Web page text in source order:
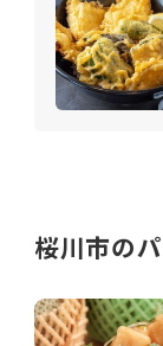
桜川市の